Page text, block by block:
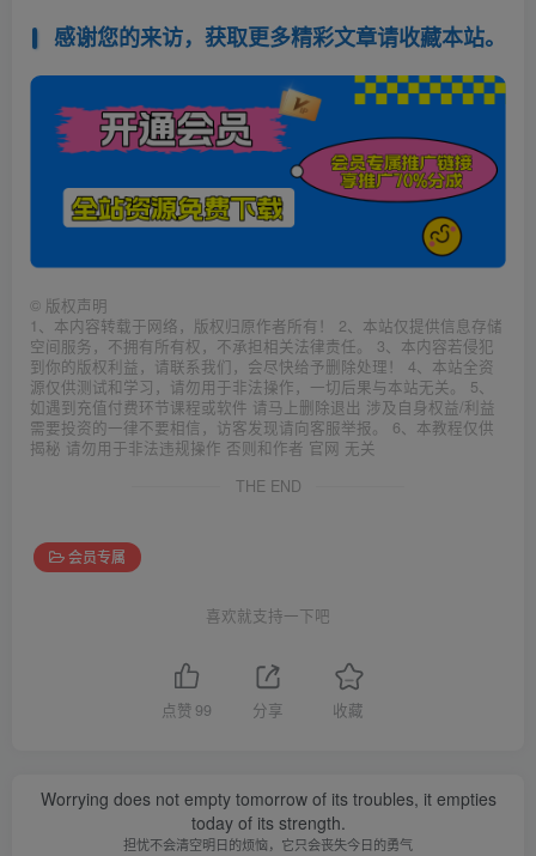
感谢您的来访，获取更多精彩文章请收藏本站。
© 版权声明
1、本内容转载于网络，版权归原作者所有！ 2、本站仅提供信息存储
空间服务，不拥有所有权，不承担相关法律责任。 3、本内容若侵犯
到你的版权利益，请联系我们，会尽快给予删除处理！ 4、本站全资
源仅供测试和学习，请勿用于非法操作，一切后果与本站无关。 5、
如遇到充值付费环节课程或软件 请马上删除退出 涉及自身权益/利益
需要投资的一律不要相信，访客发现请向客服举报。 6、本教程仅供
揭秘 请勿用于非法违规操作 否则和作者 官网 无关
THE END
会员专属
喜欢就支持一下吧
点赞 99 分享 收藏
Worrying does not empty tomorrow of its troubles, it empties
today of its strength.
担忧不会清空明日的烦恼，它只会丧失今日的勇气